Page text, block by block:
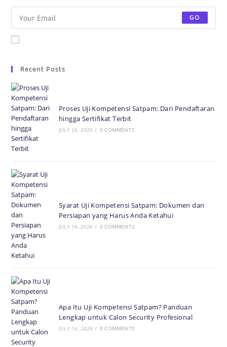
GO
Recent Posts
Proses Uji Kompetensi Satpam: Dari Pendaftaran
hingga Sertifikat Terbit
JULY 26, 2026 / 0 COMMENTS
Syarat Uji Kompetensi Satpam: Dokumen dan
Persiapan yang Harus Anda Ketahui
JULY 16, 2026 / 0 COMMENTS
Apa Itu Uji Kompetensi Satpam? Panduan
Lengkap untuk Calon Security Profesional
JULY 16, 2026 / 0 COMMENTS